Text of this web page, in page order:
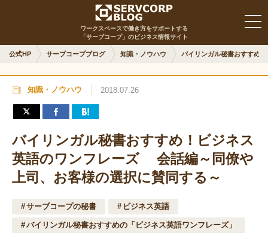
ワークスペースで働き方をサポートする
「サーブコープ」のビジネス情報サイト
公式HP サーブコープブログ 知識・ノウハウ バイリンガル秘書おすすめ
知識・ノウハウ 2018.07.26
バイリンガル秘書おすすめ！ビジネス
英語のワンフレーズ 会話編～同僚や
上司、お客様の選択に賛同する～
サーブコープの秘書 ビジネス英語
バイリンガル秘書おすすめの「ビジネス英語ワンフレーズ」